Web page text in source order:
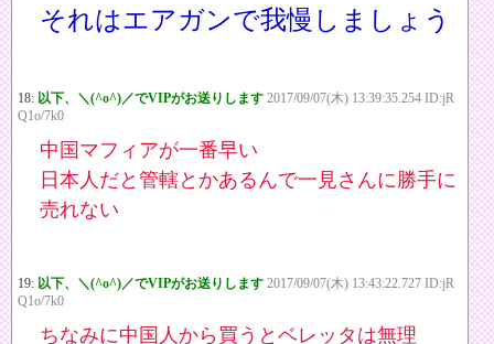
それはエアガンで我慢しましょう
18: 以下、＼(^o^)／でVIPがお送りします 2017/09/07(木) 13:39:35.254 ID:jR
Q1o/7k0
中国マフィアが一番早い
日本人だと管轄とかあるんで一見さんに勝手に
売れない
19: 以下、＼(^o^)／でVIPがお送りします 2017/09/07(木) 13:43:22.727 ID:jR
Q1o/7k0
ちなみに中国人から買うとベレッタは無理